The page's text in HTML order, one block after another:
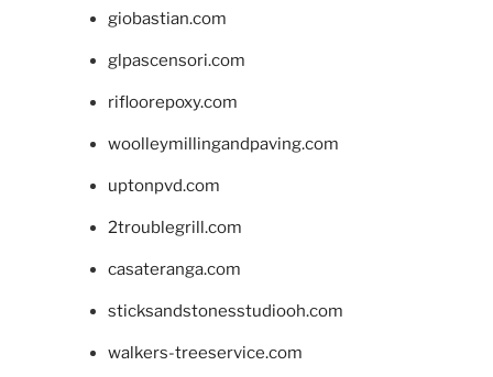
giobastian.com
glpascensori.com
rifloorepoxy.com
woolleymillingandpaving.com
uptonpvd.com
2troublegrill.com
casateranga.com
sticksandstonesstudiooh.com
walkers-treeservice.com